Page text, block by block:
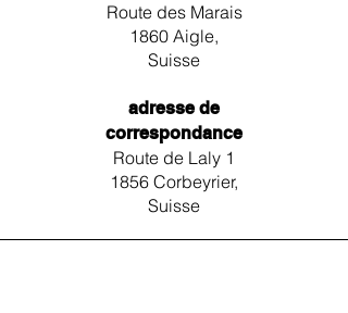
Route des Marais
1860 Aigle,
Suisse
adresse de
correspondance
Route de Laly 1
1856 Corbeyrier,
Suisse